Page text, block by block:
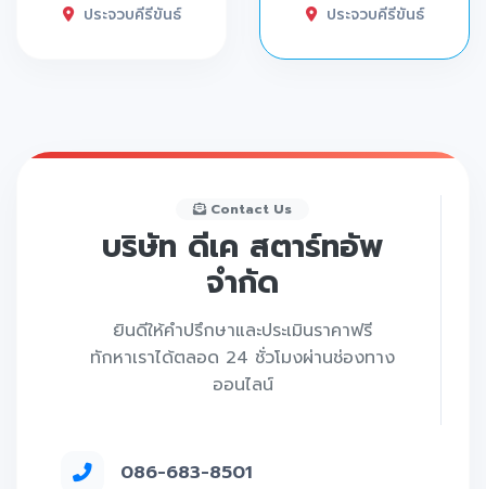
ประจวบคีรีขันธ์ ประจวบคีรีขันธ์
Contact Us
บริษัท ดีเค สตาร์ทอัพ
จำกัด
ยินดีให้คำปรึกษาและประเมินราคาฟรี
ทักหาเราได้ตลอด 24 ชั่วโมงผ่านช่องทาง
ออนไลน์
086-683-8501